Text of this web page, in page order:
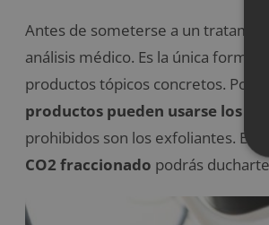
Antes de someterse a un
análisis médico. Es la única forma
productos tópicos concretos. Por
productos pueden usarse los
prohibidos son los exfoliantes.
CO2 fraccionado podrás